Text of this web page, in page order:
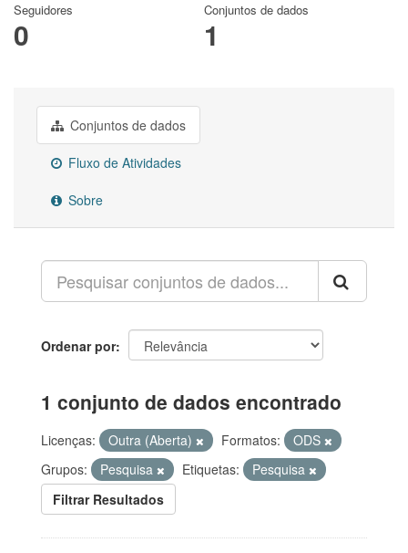
Seguidores
0
Conjuntos de dados
1
Conjuntos de dados
Fluxo de Atividades
Sobre
Ordenar por
1 conjunto de dados encontrado
Licenças: Outra (Aberta) Formatos:
ODS
Grupos:
Pesquisa Etiquetas:
Pesquisa
Filtrar Resultados